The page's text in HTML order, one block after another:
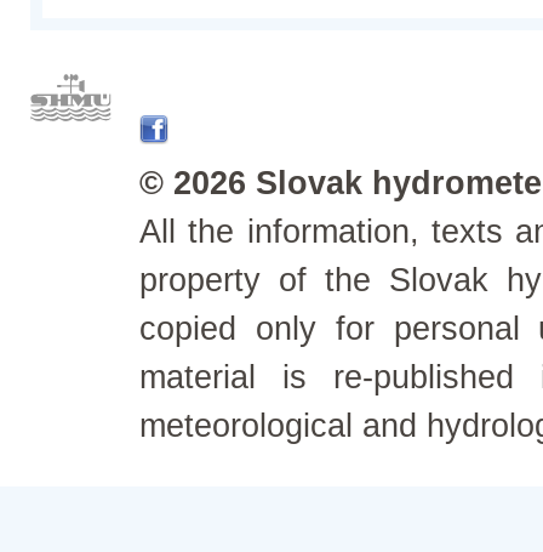
© 2026 Slovak
All the information, texts
property of the Slovak
copied only for personal
material is re-
meteorological and